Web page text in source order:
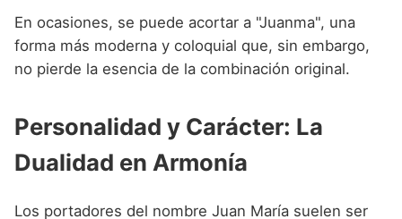
En ocasiones, se puede acortar a "Juanma", una
forma más moderna y coloquial que, sin embargo,
no pierde la esencia de la combinación original.
Personalidad y Carácter: La
Dualidad en Armonía
Los portadores del nombre Juan María suelen ser